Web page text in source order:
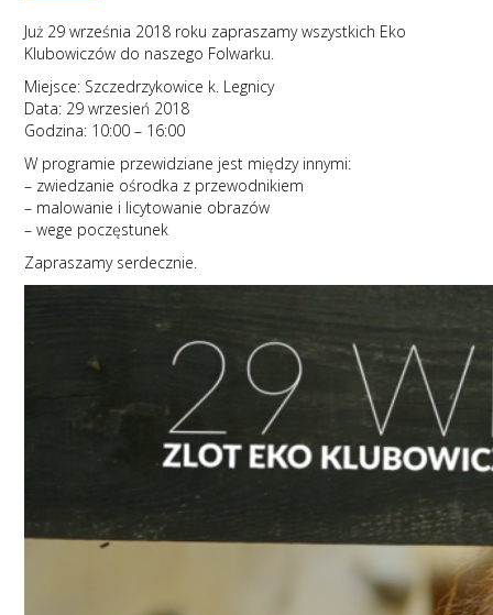
Już 29 września 2018 roku zapraszamy wszystkich Eko
Klubowiczów do naszego Folwarku.
Miejsce: Szczedrzykowice k. Legnicy
Data: 29 wrzesień 2018
Godzina: 10:00 – 16:00
W programie przewidziane jest między innymi:
– zwiedzanie ośrodka z przewodnikiem
– malowanie i licytowanie obrazów
– wege poczęstunek
Zapraszamy serdecznie.